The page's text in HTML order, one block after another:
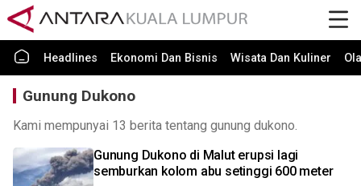
Headlines Ekonomi Dan Bisnis Wisata Dan Kuliner
Gunung Dukono
Kami mempunyai 13 berita tentang gunung dukono.
Gunung Dukono di Malut erupsi lagi
semburkan kolom abu setinggi 600 meter